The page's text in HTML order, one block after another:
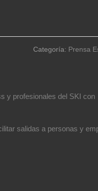
Categoría: Prensa
y profesionales del SKI con
salidas a personas y